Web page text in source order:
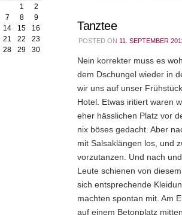
Tanztee
POSTED ON 11. SEPTEMBER
Nein korrekter muss es
dem Dschungel wieder in
wir uns auf unser
Hotel. Etwas iritiert waren
eher hässlichen Platz vor
nix böses gedacht. Aber
mit Salsaklängen los, und
vorzutanzen. Und nach
Leute schienen von
sich entsprechende
machten spontan mit. Am
auf einem Betonplatz
1
2
7 8
9
14 15
16
21 22
23
28 29
30